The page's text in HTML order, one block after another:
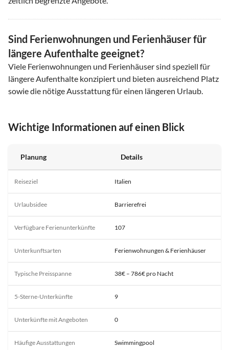
Sind Ferienwohnungen und Ferienhäuser für
längere Aufenthalte geeignet?
Viele Ferienwohnungen und Ferienhäuser sind speziell für
längere Aufenthalte konzipiert und bieten ausreichend Platz
sowie die nötige Ausstattung für einen längeren Urlaub.
Wichtige Informationen auf einen Blick
Planung Details
Reiseziel Italien
Urlaubsidee Barrierefrei
Verfügbare Ferienunterkünfte 107
Unterkunftsarten Ferienwohnungen & Ferienhäuser
Typische Preisspanne 38€ – 786€ pro Nacht
5-Sterne-Unterkünfte 9
Unterkünfte mit Angeboten 0
Häufige Ausstattungen Swimmingpool